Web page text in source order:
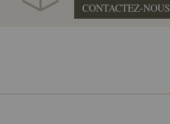
CONTACTEZ-NOUS